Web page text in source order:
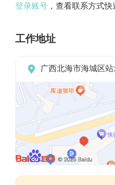
登录账号 ，查看联系方式
工作地址
 广西北海市海城区